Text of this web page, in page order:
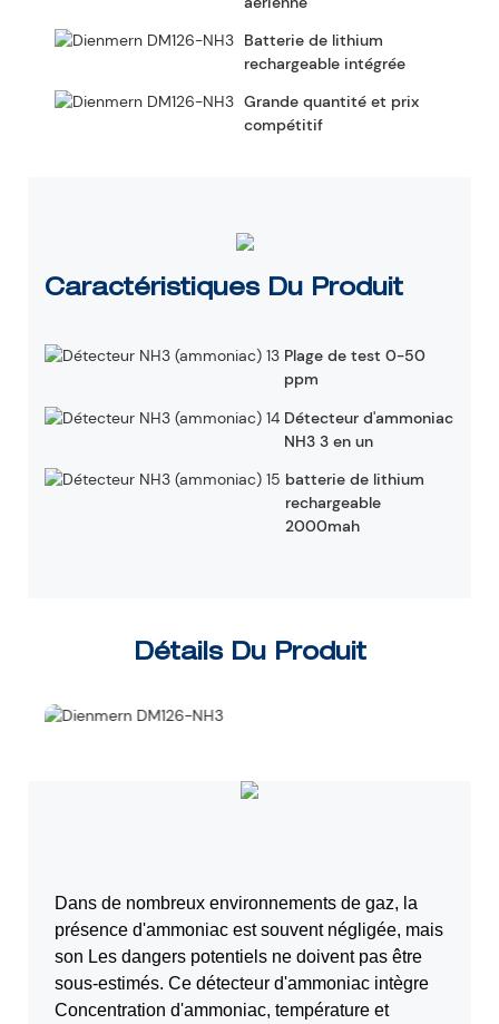
Batterie de lithium
rechargeable intégrée
Grande quantité et prix
compétitif
Caractéristiques Du Produit
Plage de test 0-50
ppm
Détecteur d'ammoniac
NH3 3 en un
batterie de lithium
rechargeable
2000mah
Détails Du Produit
Dans de nombreux environnements de gaz, la
présence d'ammoniac est souvent négligée, mais
son Les dangers potentiels ne doivent pas être
sous-estimés. Ce détecteur d'ammoniac intègre
Concentration d'ammoniac, température et